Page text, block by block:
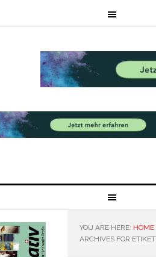
YOU ARE HERE: HOME
ARCHIVES FOR